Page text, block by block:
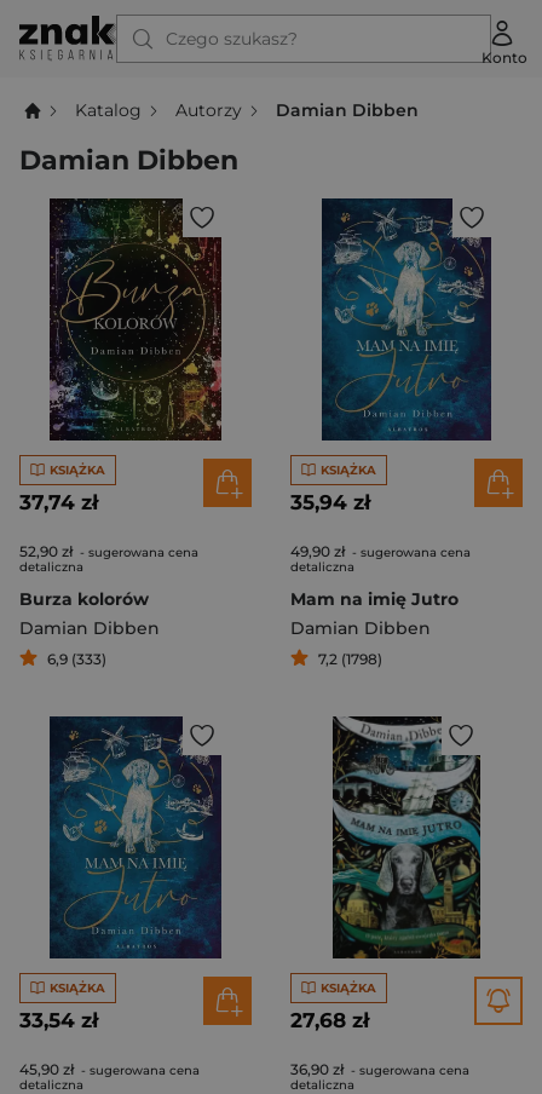
Czego szukasz?
Konto
Katalog Autorzy Damian Dibben
Damian Dibben
KSIĄŻKA
37,74 zł
52,90 zł - sugerowana cena
detaliczna
Burza kolorów
Damian Dibben
6,9 (333)
KSIĄŻKA
35,94 zł
49,90 zł - sugerowana cena
detaliczna
Mam na imię Jutro
Damian Dibben
7,2 (1798)
KSIĄŻKA
33,54 zł
45,90 zł - sugerowana cena
detaliczna
KSIĄŻKA
27,68 zł
36,90 zł - sugerowana cena
detaliczna